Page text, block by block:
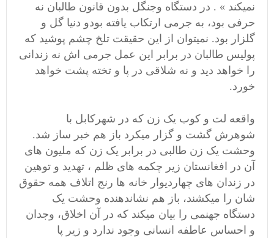
نمیکند » . در دستگاه وجنگل بدون قانون طالبان نه
حرفی بود، به جرمی ارتکاب یافته بودو دنیا گل و
گلزار بود. نمیتوان از این حقیقت تلخ چشم پوشید که
پولیس طالبان در برابر این عمل جرمی اش نه زندانی
را خواهد دید و نه شلاقی در پا و تخته پشت خواهد
خورد.
واقعه لت و کوب یک زن که در شهرکابل با
شوهرش گشت و گزار میکرد باز هم خبر ساز شد.
وحشت یک زن طالبی در برابر یک زن که ملیون های
آن در افغانستان زیر چکمه های ظلم ، تهدید و توهین
در زندان های چهاردیوار خانه ها رنج اتلاف همه حقوق
شان را میکشند، باز هم نشاندهنده وحشت یک
دستگاه جهنمی را بیان میکند که در آن اخلاق، وجدان
و احساس عاطفه انسانی وجود ندارد و زیر پا